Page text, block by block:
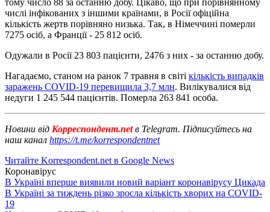
числі інфікованих з іншими країнами, в Росії офіційна
кількість жертв порівняно низька. Так, в Німеччині померли
7275 осіб, а Франції - 25 812 осіб.
Одужали в Росії 23 803 пацієнти, 2476 з них - за останню добу.
Нагадаємо, станом на ранок 7 травня в світі кількість випадків
заражень COVID-19 перевищила 3,7 млн. Вилікувалися від
недуги 1 245 544 пацієнтів. Померла 263 841 особа.
Новини від Корреспондент.netв Telegram. Підписуйтесь на
наш канал https://t.me/korrespondentnet
Читайте Korrespondent.net в Google News
Коронавірус
В Україні вперше виявили новий варіант коронавірусу Цикада
В Україні за тиждень різко зросла кількість хворих на COVID-
19